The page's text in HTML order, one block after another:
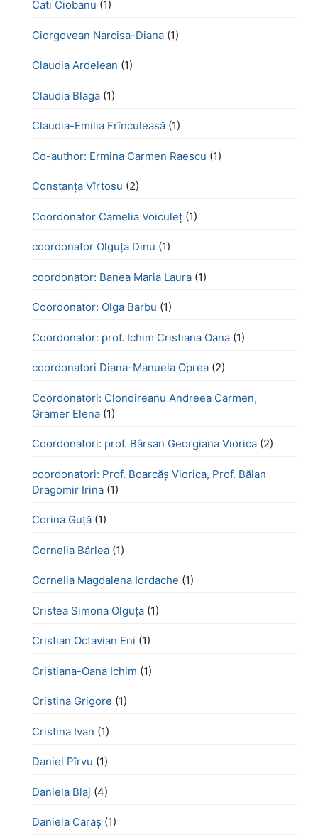
Cati Ciobanu (1)
Ciorgovean Narcisa-Diana (1)
Claudia Ardelean (1)
Claudia Blaga (1)
Claudia-Emilia Frînculeasă (1)
Co-author: Ermina Carmen Raescu (1)
Constanța Vîrtosu (2)
Coordonator Camelia Voiculeț (1)
coordonator Olguța Dinu (1)
coordonator: Banea Maria Laura (1)
Coordonator: Olga Barbu (1)
Coordonator: prof. Ichim Cristiana Oana (1)
coordonatori Diana-Manuela Oprea (2)
Coordonatori: Clondireanu Andreea Carmen,
Gramer Elena (1)
Coordonatori: prof. Bârsan Georgiana Viorica (2)
coordonatori: Prof. Boarcăș Viorica, Prof. Bălan
Dragomir Irina (1)
Corina Guță (1)
Cornelia Bârlea (1)
Cornelia Magdalena Iordache (1)
Cristea Simona Olguța (1)
Cristian Octavian Eni (1)
Cristiana-Oana Ichim (1)
Cristina Grigore (1)
Cristina Ivan (1)
Daniel Pîrvu (1)
Daniela Blaj (4)
Daniela Caraș (1)